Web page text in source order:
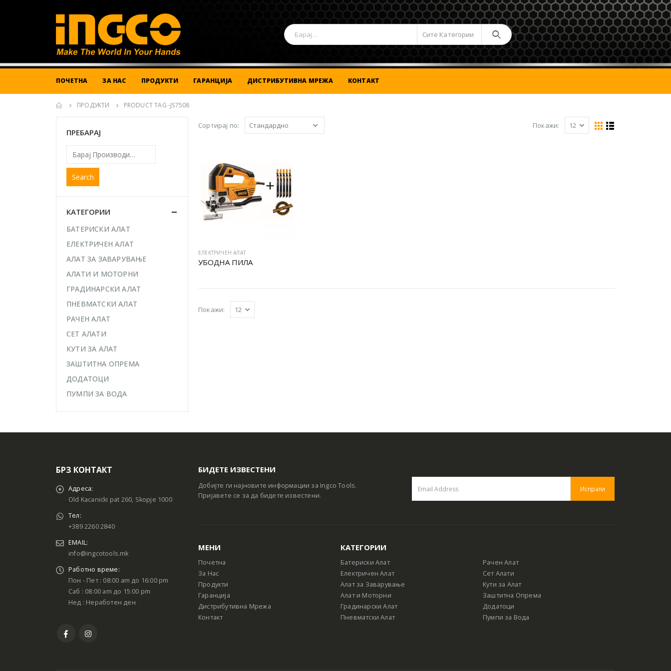
Сите Категории
ПОЧЕТНА ЗА НАС ПРОДУКТИ ГАРАНЦИЈА ДИСТРИБУТИВНА МРЕЖА КОНТАКТ
ПРОДУКТИ PRODUCT TAG -JS7508
Сортирај по: Покажи:
ЕЛЕКТРИЧЕН АЛАТ
УБОДНА ПИЛА
Покажи:
ПРЕБАРАЈ
Search
КАТЕГОРИИ
БАТЕРИСКИ АЛАТ
ЕЛЕКТРИЧЕН АЛАТ
АЛАТ ЗА ЗАВАРУВАЊЕ
АЛАТИ И МОТОРНИ
ГРАДИНАРСКИ АЛАТ
ПНЕВМАТСКИ АЛАТ
РАЧЕН АЛАТ
СЕТ АЛАТИ
КУТИ ЗА АЛАТ
ЗАШТИТНА ОПРЕМА
ДОДАТОЦИ
ПУМПИ ЗА ВОДА
БРЗ КОНТАКТ
Адреса:
Old Kacanicki pat 260, Skopje 1000
Тел:
+389 2260 2840
EMAIL:
info@ingcotools.mk
Работно време:
Пон - Пет : 08:00 am до 16:00 pm
Саб : 08:00 am до 15:00 pm
Нед : Неработен ден
БИДЕТЕ ИЗВЕСТЕНИ
Добијте ги најновите информации за Ingco Tools.
Пријавете се за да бидете известени.
МЕНИ
Почетна
За Нас
Продукти
Гаранција
Дистрибутивна Мрежа
Контакт
КАТЕГОРИИ
Батериски Алат
Електричен Алат
Алат за Заварување
Алат и Моторни
Градинарски Алат
Пневматски Алат
Рачен Алат
Сет Алати
Кути за Алат
Заштитна Опрема
Додатоци
Пумпи за Вода